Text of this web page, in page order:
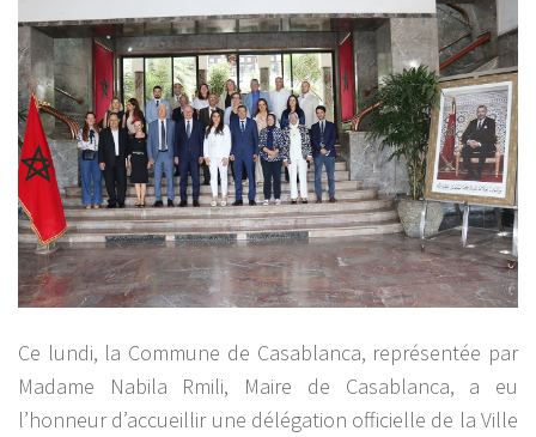
Ce lundi, la Commune de Casablanca, représentée par
Madame Nabila Rmili, Maire de Casablanca, a eu
l’honneur d’accueillir une délégation officielle de la Ville